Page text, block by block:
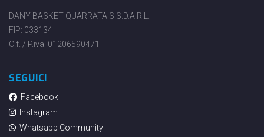
DANY BASKET QUARRATA S.S.D.A.R.L.
FIP: 033134
C.f. / P.iva: 01206590471
SEGUICI
Facebook
Instagram
Whatsapp Community